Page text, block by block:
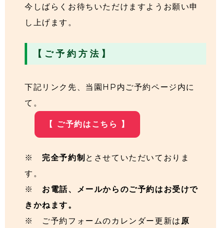
今しばらくお待ちいただけますようお願い申
し上げます。
【 ご 予 約 方 法 】
下記リンク先、当園HP内ご予約ページ内に
て。
【 ご予約はこちら 】
※ 完全予約制 とさせていただいておりま
す。
※ お電話、メールからのご予約はお受けで
きかねます。
※ ご予約フォームのカレンダー更新は 原